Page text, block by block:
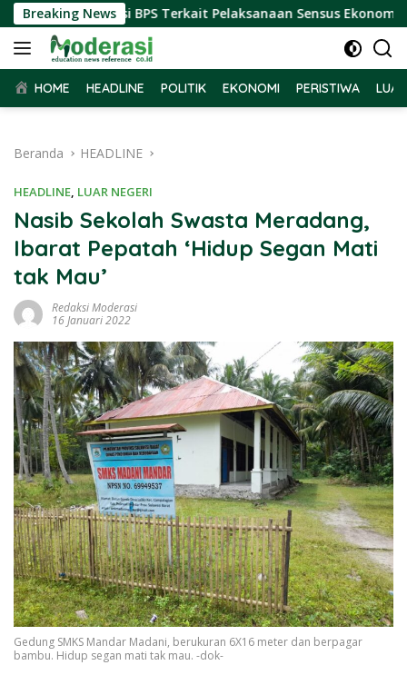
Langsung
ke
konten
Breaking News
Audiensi BPS Terkait Pelaksanaan Sensus Ekonomi 2026
HOME HEADLINE POLITIK EKONOMI PERISTIWA
Beranda HEADLINE
HEADLINE, LUAR NEGERI
Nasib Sekolah Swasta Meradang,
Ibarat Pepatah ‘Hidup Segan Mati
tak Mau’
Redaksi Moderasi
16 Januari 2022
Gedung SMKS Mandar Madani, berukuran 6X16 meter dan berpagar
bambu. Hidup segan mati tak mau. -dok-